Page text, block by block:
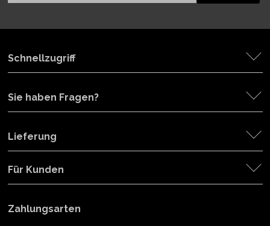
Schnellzugriff
Sie haben Fragen?
Lieferung
Für Kunden
Zahlungsarten